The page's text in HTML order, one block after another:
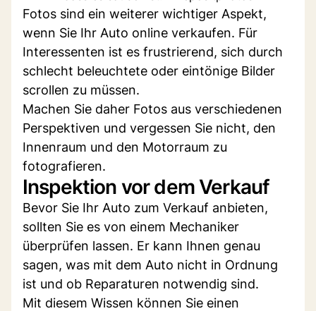
Fotos sind ein weiterer wichtiger Aspekt,
wenn Sie Ihr Auto online verkaufen. Für
Interessenten ist es frustrierend, sich durch
schlecht beleuchtete oder eintönige Bilder
scrollen zu müssen.
Machen Sie daher Fotos aus verschiedenen
Perspektiven und vergessen Sie nicht, den
Innenraum und den Motorraum zu
fotografieren.
Inspektion vor dem Verkauf
Bevor Sie Ihr Auto zum Verkauf anbieten,
sollten Sie es von einem Mechaniker
überprüfen lassen. Er kann Ihnen genau
sagen, was mit dem Auto nicht in Ordnung
ist und ob Reparaturen notwendig sind.
Mit diesem Wissen können Sie einen